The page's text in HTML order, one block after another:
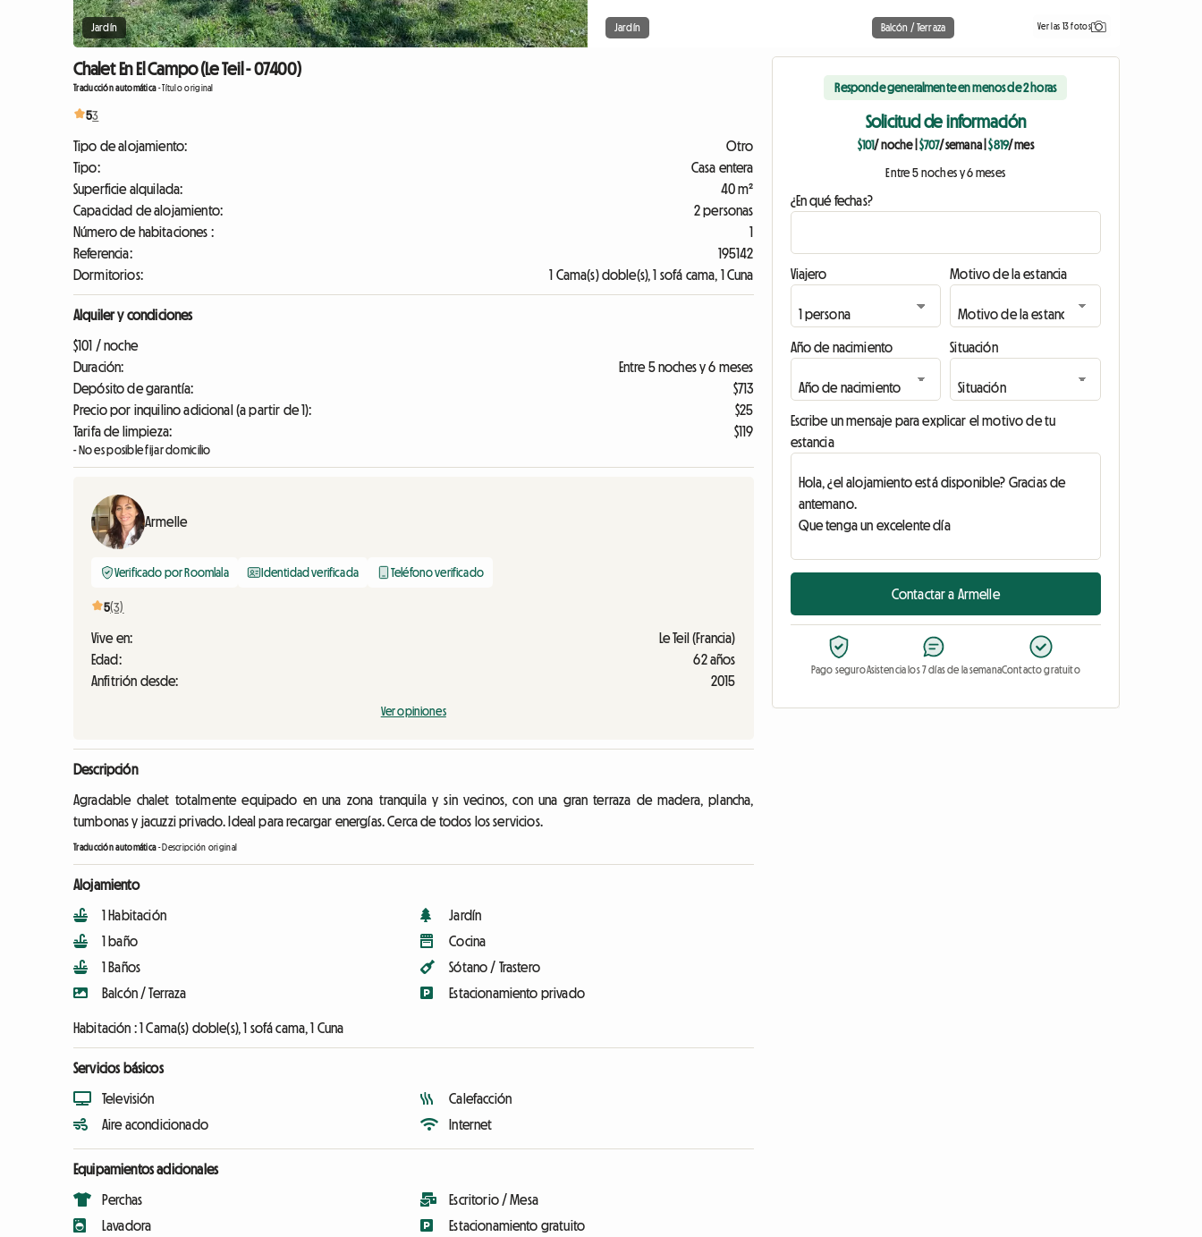
Jardín Jardín Balcón / Terraza Ver las 13 fotos
Chalet En El Campo (Le Teil - 07400)
Traducción automática-Título original
53
Tipo de alojamiento:
Otro
Tipo:
Casa entera
Superficie alquilada:
40 m²
Capacidad de alojamiento:
2 personas
Número de habitaciones :
1
Referencia:
195142
Dormitorios:
1 Cama(s) doble(s), 1 sofá cama, 1 Cuna
Alquiler y condiciones
$101 / noche
Duración:
Entre 5 noches y 6 meses
Depósito de garantía:
$713
Precio por inquilino adicional (a partir de 1):
$25
Tarifa de limpieza:
$119
- No es posible fijar domicilio
Armelle
Verificado por Roomlala Identidad verificada Teléfono verificado
5(3)
Vive en:
Le Teil (Francia)
Edad:
62 años
Anfitrión desde:
2015
Ver opiniones
Descripción
Agradable chalet totalmente equipado en una zona tranquila y sin vecinos, con una gran terraza de madera, plancha,
tumbonas y jacuzzi privado. Ideal para recargar energías. Cerca de todos los servicios.
Traducción automática-Descripción original
Alojamiento
1 Habitación
1 baño
1 Baños
Balcón / Terraza
Jardín
Cocina
Sótano / Trastero
Estacionamiento privado
Habitación :1 Cama(s) doble(s), 1 sofá cama, 1 Cuna
Servicios básicos
Televisión
Aire acondicionado
Calefacción
Internet
Equipamientos adicionales
Perchas
Lavadora
Escritorio / Mesa
Estacionamiento gratuito
Responde generalmente en menos de 2 horas
Solicitud de información
$101/ noche| $707/ semana|$819/ mes
Entre 5 noches y 6 meses
¿En qué fechas?
Viajero Motivo de la estancia
Año de nacimiento Situación
Escribe un mensaje para explicar el motivo de tu
estancia
Contactar a Armelle
Pago seguroAsistencia los 7 días de la semanaContacto gratuito